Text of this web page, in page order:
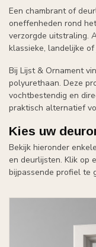
Een chambrant of
oneffenheden rond
verzorgde uitstraling.
klassieke, landelijke
Bij Lijst & Ornament
polyurethaan. Deze
vochtbestendig en
praktisch alternatief
Kies uw
Bekijk hieronder
en deurlijsten. Klik op
bijpassende profiel te